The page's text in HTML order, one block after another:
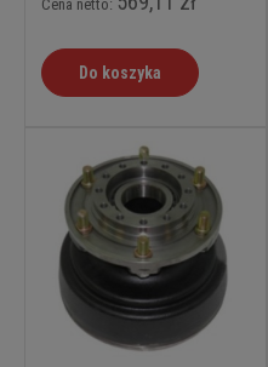
Cena netto:
Do koszyka